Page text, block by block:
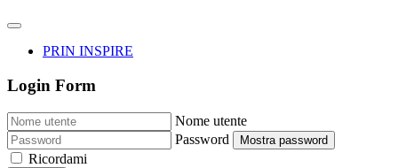
PRIN INSPIRE
Login Form
Nome utente
Password
Mostra password
Ricordami